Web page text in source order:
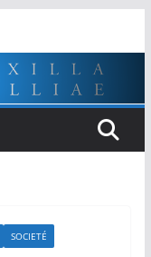
SOCIETÉ